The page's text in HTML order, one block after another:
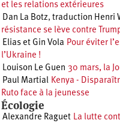
et les relations extérieures
Dan La Botz, traduction Henri
résistance se lève contre
Elias et Gin Vola Pour éviter
l’Ukraine !
Louison Le Guen 30 mars, la
Paul Martial Kenya -
Ruto face à la jeunesse
Écologie
Alexandre Raguet La lutte